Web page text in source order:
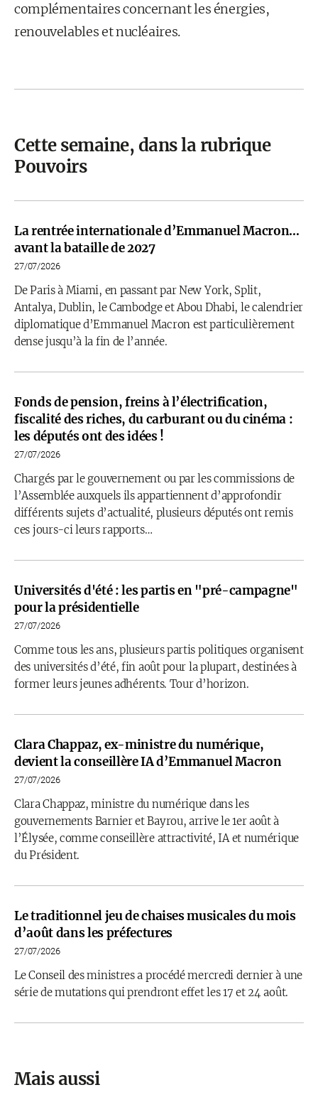
complémentaires concernant les énergies,
renouvelables et nucléaires.
Cette semaine, dans la rubrique
Pouvoirs
La rentrée internationale d’Emmanuel Macron…
avant la bataille de 2027
27/07/2026
De Paris à Miami, en passant par New York, Split,
Antalya, Dublin, le Cambodge et Abou Dhabi, le calendrier
diplomatique d’Emmanuel Macron est particulièrement
dense jusqu’à la fin de l’année.
Fonds de pension, freins à l’électrification,
fiscalité des riches, du carburant ou du cinéma :
les députés ont des idées !
27/07/2026
Chargés par le gouvernement ou par les commissions de
l’Assemblée auxquels ils appartiennent d’approfondir
différents sujets d’actualité, plusieurs députés ont remis
ces jours-ci leurs rapports…
Universités d'été : les partis en "pré-campagne"
pour la présidentielle
27/07/2026
Comme tous les ans, plusieurs partis politiques organisent
des universités d’été, fin août pour la plupart, destinées à
former leurs jeunes adhérents. Tour d’horizon.
Clara Chappaz, ex-ministre du numérique,
devient la conseillère IA d’Emmanuel Macron
27/07/2026
Clara Chappaz, ministre du numérique dans les
gouvernements Barnier et Bayrou, arrive le 1er août à
l’Élysée, comme conseillère attractivité, IA et numérique
du Président.
Le traditionnel jeu de chaises musicales du mois
d’août dans les préfectures
27/07/2026
Le Conseil des ministres a procédé mercredi dernier à une
série de mutations qui prendront effet les 17 et 24 août.
Mais aussi